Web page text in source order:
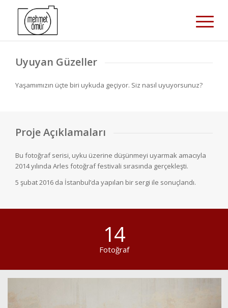
Uyuyan Güzeller
Yaşamımızın üçte biri uykuda geçiyor. Siz nasıl uyuyorsunuz?
Proje Açıklamaları
Bu fotoğraf serisi, uyku üzerine düşünmeyi uyarmak amacıyla
2014 yılında Arles fotoğraf festivali sırasında gerçekleşti.
5 şubat 2016 da İstanbul’da yapılan bir sergi ile sonuçlandı.
14
Fotoğraf